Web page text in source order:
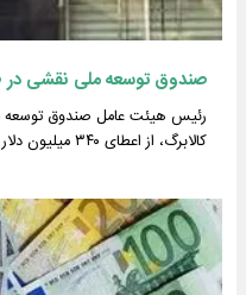
صندوق توسعه ملی نقشی در
رئیس هیئت عامل صندوق
کالابرگ، از اعطای ۳۴۰ میلیون دلار تسهیلات ارزی برای بازسازی…